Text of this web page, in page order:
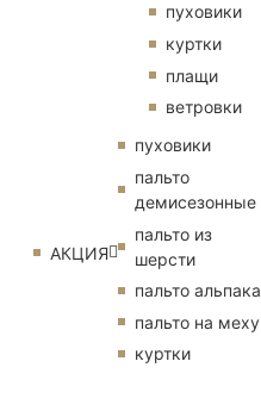
пуховики
куртки
плащи
ветровки
АКЦИЯ
пуховики
пальто
демисезонные
пальто из
шерсти
пальто альпака
пальто на меху
куртки